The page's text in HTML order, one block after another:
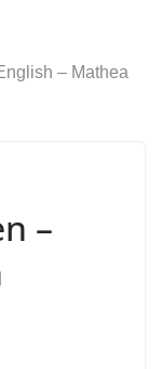
– Mathea
–